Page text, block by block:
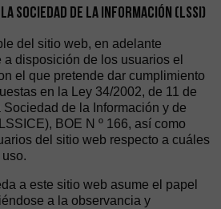
SOCIEDAD DE LA INFORMACIÓN (LSSI)
del sitio web, en adelante
disposición de los usuarios el
el que pretende dar cumplimiento
en la Ley 34/2002, de 11 de
de la Información y de
BOE N º 166, así como
del sitio web respecto a cuáles
a este sitio web asume el papel
a la observancia y